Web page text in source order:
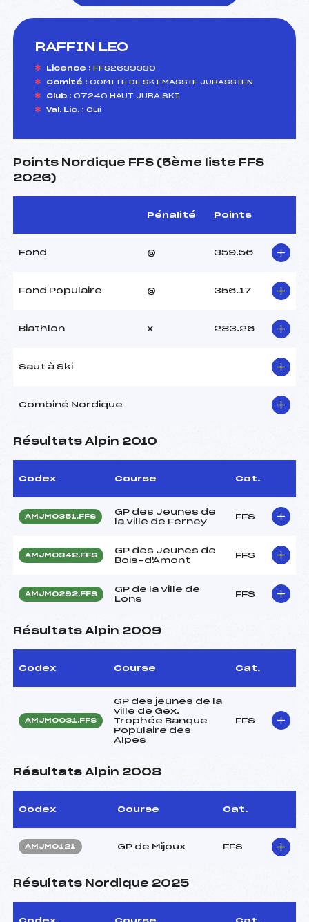
RAFFIN LEO
Licence : FFS2639330
Comité : COMITE DE SKI MASSIF JURASSIEN
Club : 07240 HAUT JURA SKI
Val. Lic. : Oui
Points Nordique FFS (5ème liste FFS
2026)
Pénalité Points
Fond @ 359.56
Fond Populaire @ 356.17
Biathlon x 283.26
Saut à Ski
Combiné Nordique
Résultats Alpin 2010
Codex Course Cat.
AMJM0351.FFS
GP des Jeunes de
la Ville de Ferney
FFS
AMJM0342.FFS
GP des Jeunes de
Bois-d'Amont
FFS
AMJM0292.FFS
GP de la Ville de
Lons
FFS
Résultats Alpin 2009
Codex Course Cat.
AMJM0031.FFS
GP des jeunes de la
ville de Gex.
Trophée Banque
Populaire des
Alpes
FFS
Résultats Alpin 2008
Codex Course Cat.
AMJM0121 GP de Mijoux FFS
Résultats Nordique 2025
Codex Course Cat.